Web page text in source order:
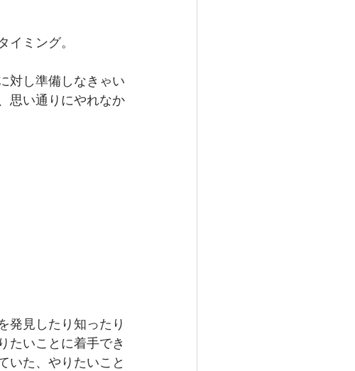
イミング。
対し準備しなきゃい
思い通りにやれなか
発見したり知ったり
たいことに着手でき
いた、やりたいこと